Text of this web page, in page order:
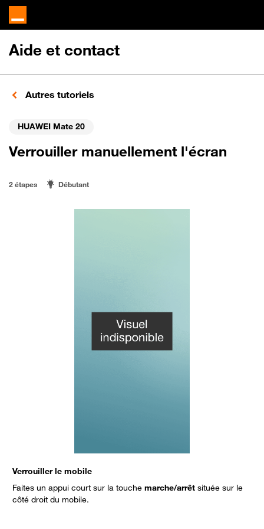
Aide et contact
Autres tutoriels
HUAWEI Mate 20
Verrouiller manuellement l'écran
2 étapes Débutant
Verrouiller le mobile
Faites un appui court sur la touche marche/arrêt située sur le
côté droit du mobile.